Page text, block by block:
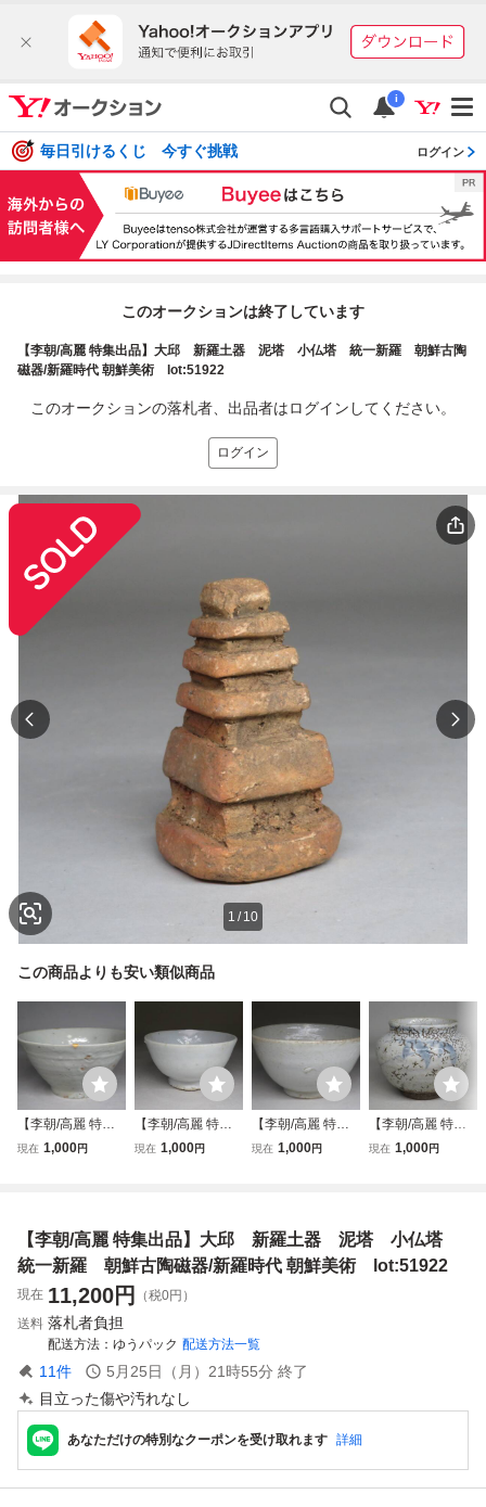
i
毎日引けるくじ 今すぐ挑戦 ログイン
このオークションは終了しています
【李朝/高麗 特集出品】大邱 新羅土器 泥塔 小仏塔 統一新羅 朝鮮古陶
磁器/新羅時代 朝鮮美術 lot:51922
このオークションの落札者、出品者はログインしてください。
ログイン
1 / 10
この商品よりも安い類似商品
【李朝/高麗 特集
出品】李朝 白磁茶
現在 1,000円
【李朝/高麗 特集
出品】李朝 白磁茶
現在 1,000円
【李朝/高麗 特集
出品】李朝 白磁茶
現在 1,000円
【李朝/高麗 特集
出品】李朝 白磁染
現在 1,000円
【李朝/高麗 特集出品】大邱 新羅土器 泥塔 小仏塔
統一新羅 朝鮮古陶磁器/新羅時代 朝鮮美術 lot:51922
現在 11,200円
（税0円）
送料 落札者負担
配送方法 ゆうパック 配送方法一覧
11件 5月25日（月）21時55分 終了
目立った傷や汚れなし
あなただけの特別なクーポンを受け取れます 詳細